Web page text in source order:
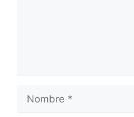
Nombre